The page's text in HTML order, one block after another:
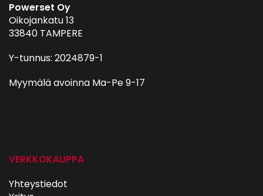
Powerset Oy
Oikojankatu 13
33840 TAMPERE
Y-tunnus: 2024879-1
Myymälä avoinna Ma-Pe 9-17
VERKKOKAUPPA
Yhteystiedot